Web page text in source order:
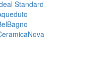
Standard